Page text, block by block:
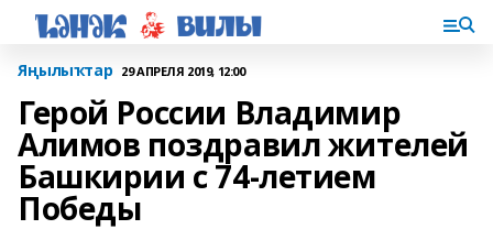
Яңылыҡтар 29 АПРЕЛЯ 2019, 12:00
Герой России Владимир
Алимов поздравил жителей
Башкирии с 74-летием
Победы